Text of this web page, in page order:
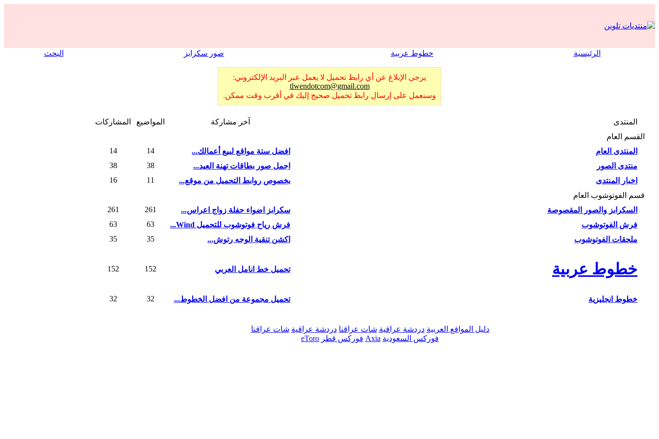
الرئيسية خطوط عربية صور سكرابز البحث
يرجى الإبلاغ عن أي رابط تحميل لا يعمل عبر البريد الإلكتروني:
tlwendotcom@gmail.com
وسنعمل على إرسال رابط تحميل صحيح إليك في أقرب وقت ممكن.
المنتدى آخر مشاركة المواضيع
المشاركات
القسم العام
المنتدى العام
افضل ستة مواقع لبيع أعمالك... 14
14
منتدى الصور
اجمل صور بطاقات تهنة العيد... 38
38
اخبار المنتدى
بخصوص روابط التحميل من موقع... 11
16
قسم الفوتوشوب العام
السكرابز والصور المقصوصة
سكرابز اضواء حفلة زواج اعراس... 261
261
فرش الفوتوشوب
فرش رياح فوتوشوب للتحميل Wind... 63
63
ملحقات الفوتوشوب
اكشن تنقية الوجه رتوش... 35
35
خطوط عربية تحميل خط انامل العربي 152
152
خطوط انجليزية تحميل مجموعة من افضل الخطوط... 32
32
دليل المواقع العربية دردشة عراقية شات عراقنا دردشة عراقية شات عراقنا
فوركس السعودية Axia فوركس قطر eToro